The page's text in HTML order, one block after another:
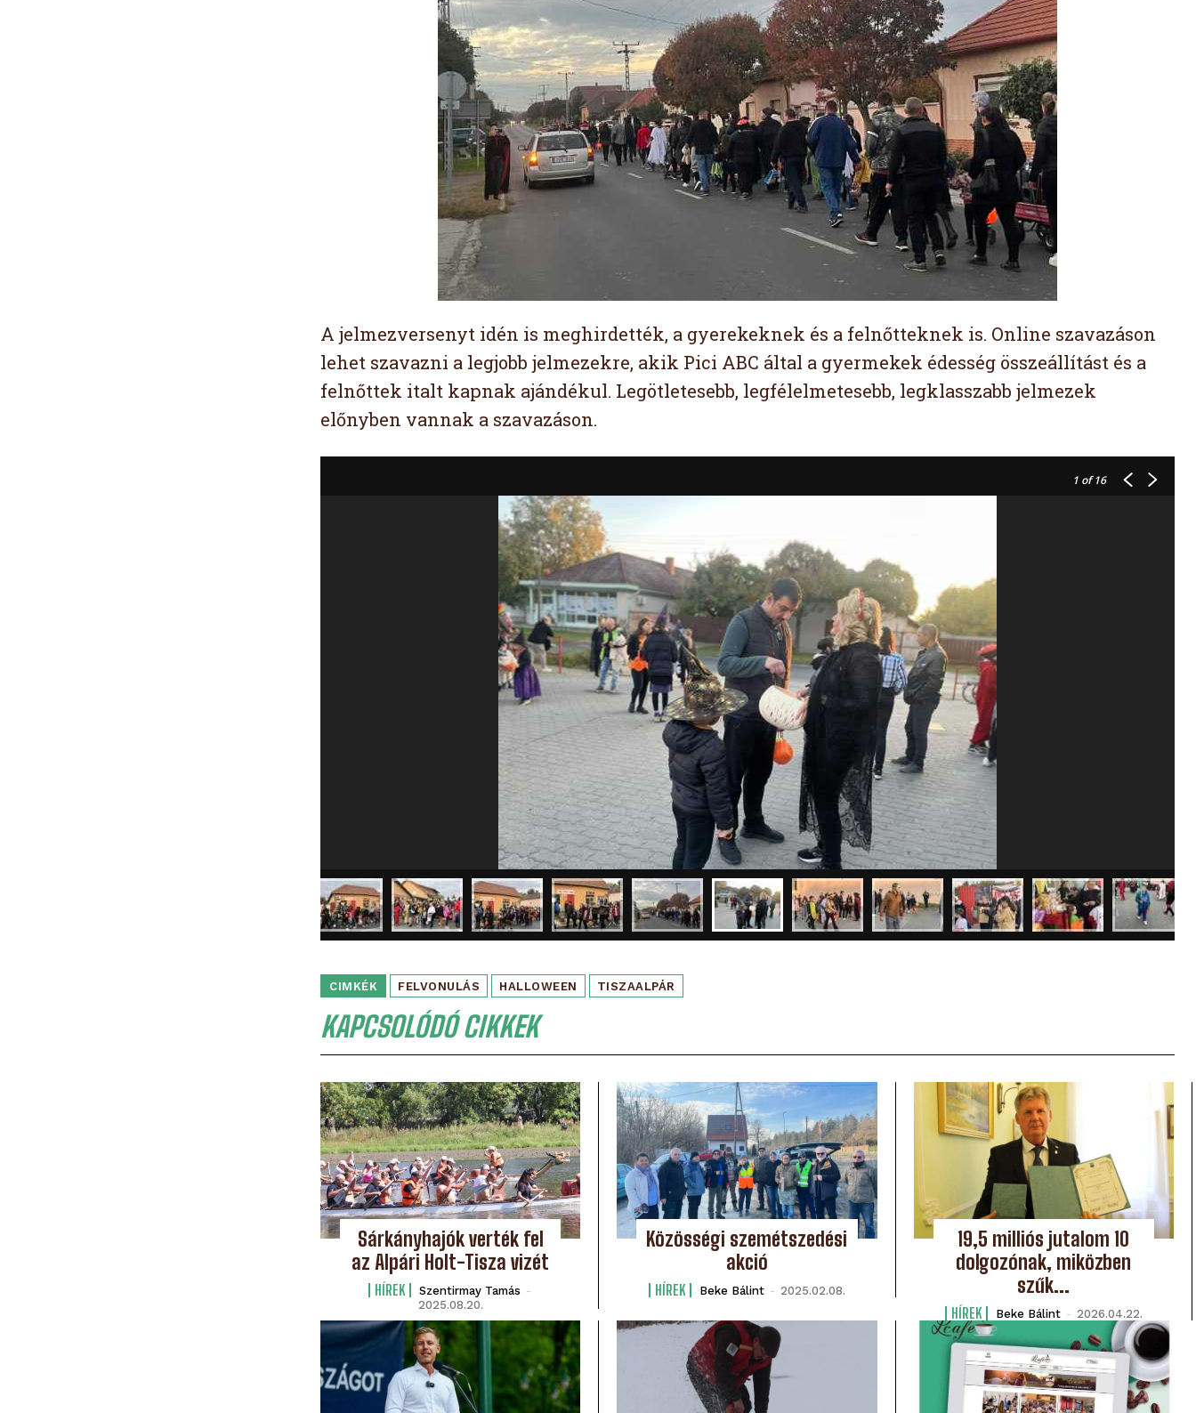
A jelmezversenyt idén is meghirdették, a gyerekeknek és a felnőtteknek is. Online szavazáson
lehet szavazni a legjobb jelmezekre, akik Pici ABC által a gyermekek édesség összeállítást és a
felnőttek italt kapnak ajándékul. Legötletesebb, legfélelmetesebb, legklasszabb jelmezek
előnyben vannak a szavazáson.
1 of 16
CIMKÉK FELVONULÁS HALLOWEEN TISZAALPÁR
KAPCSOLÓDÓ CIKKEK
Sárkányhajók verték fel
az Alpári Holt-Tisza vizét
HÍREK Szentirmay Tamás -
2025.08.20.
Közösségi szemétszedési
akció
HÍREK Beke Bálint - 2025.02.08.
19,5 milliós jutalom 10
dolgozónak, miközben
szűk...
HÍREK Beke Bálint - 2026.04.22.